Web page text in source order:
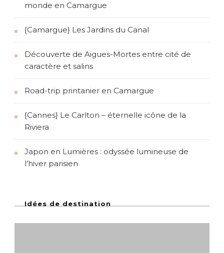
monde en Camargue
{Camargue} Les Jardins du Canal
Découverte de Aigues-Mortes entre cité de
caractère et salins
Road-trip printanier en Camargue
{Cannes} Le Carlton – éternelle icône de la
Riviera
Japon en Lumières : odyssée lumineuse de
l’hiver parisien
Idées de destination